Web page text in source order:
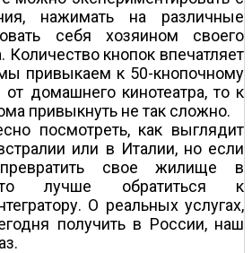
нажимать на различные
себя хозяином своего
Количество кнопок впечатляет
привыкаем к 50-кнопочному
от домашнего кинотеатра, то к
привыкнуть не так сложно.
посмотреть, как выглядит
или в Италии, но если
свое жилище в
то лучше обратиться к
О реальных услугах,
получить в России, наш